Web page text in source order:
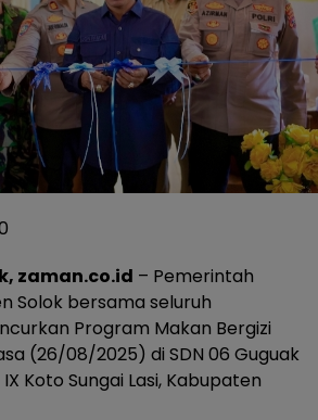
zaman.co.id – Pemerintah
Solok bersama seluruh
Program Makan Bergizi
(26/08/2025) di SDN 06 Guguak
Koto Sungai Lasi, Kabupaten